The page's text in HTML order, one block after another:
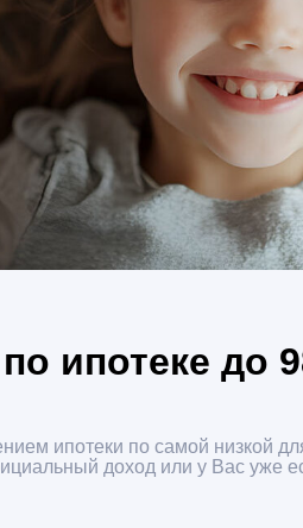
ипотеке до
ипотеки по самой низкой
доход или у Вас уже